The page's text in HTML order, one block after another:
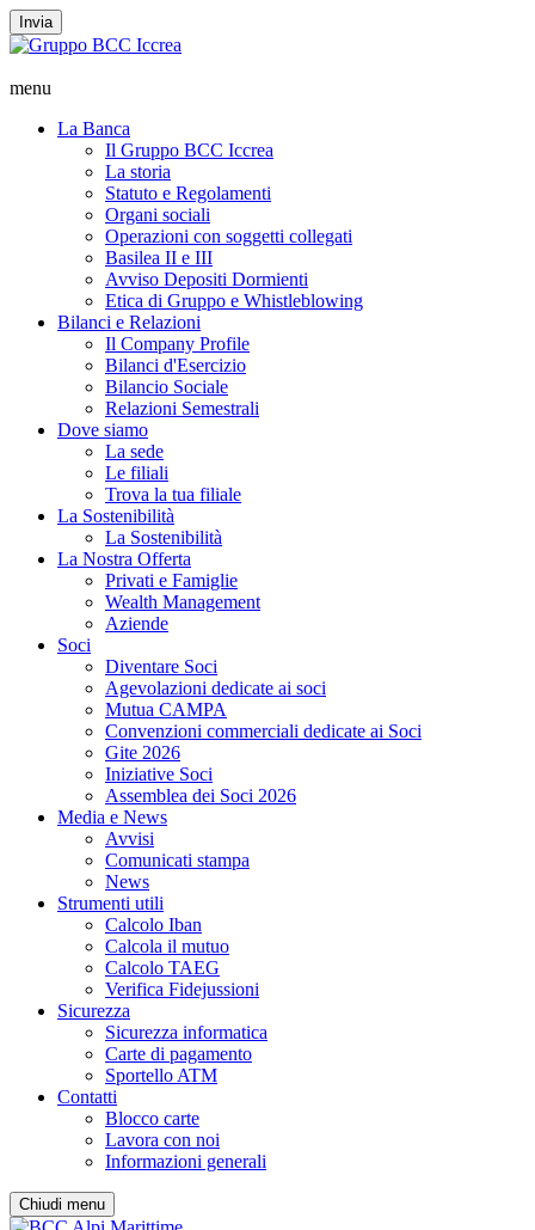
Invia
menu
La Banca
Il Gruppo BCC Iccrea
La storia
Statuto e Regolamenti
Organi sociali
Operazioni con soggetti collegati
Basilea II e III
Avviso Depositi Dormienti
Etica di Gruppo e Whistleblowing
Bilanci e Relazioni
Il Company Profile
Bilanci d'Esercizio
Bilancio Sociale
Relazioni Semestrali
Dove siamo
La sede
Le filiali
Trova la tua filiale
La Sostenibilità
La Sostenibilità
La Nostra Offerta
Privati e Famiglie
Wealth Management
Aziende
Soci
Diventare Soci
Agevolazioni dedicate ai soci
Mutua CAMPA
Convenzioni commerciali dedicate ai Soci
Gite 2026
Iniziative Soci
Assemblea dei Soci 2026
Media e News
Avvisi
Comunicati stampa
News
Strumenti utili
Calcolo Iban
Calcola il mutuo
Calcolo TAEG
Verifica Fidejussioni
Sicurezza
Sicurezza informatica
Carte di pagamento
Sportello ATM
Contatti
Blocco carte
Lavora con noi
Informazioni generali
Chiudi menu